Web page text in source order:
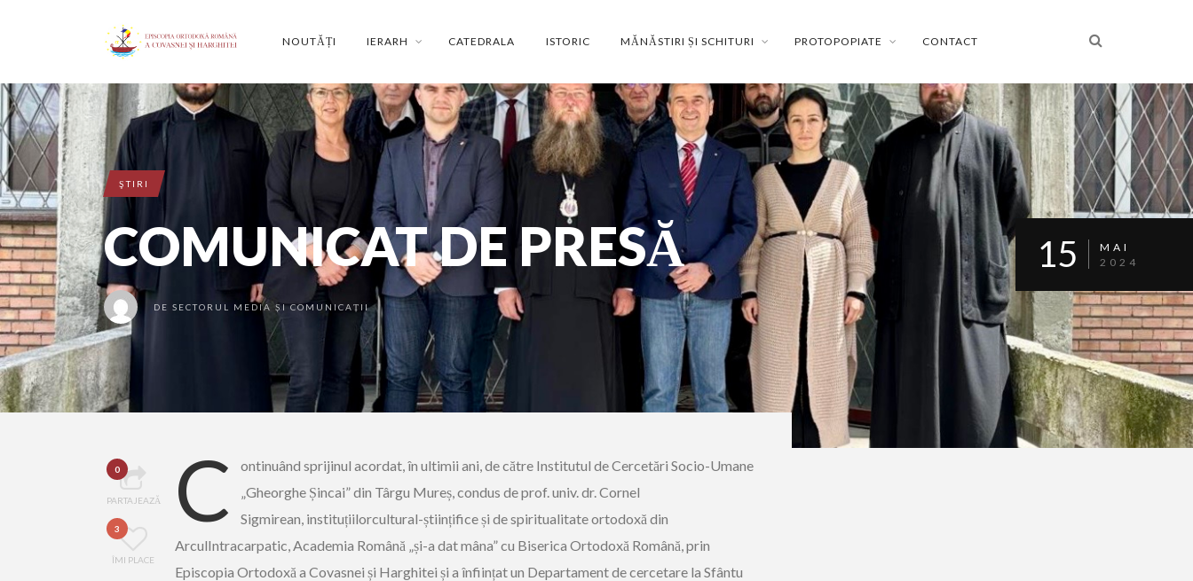
NOUTĂȚI IERARH CATEDRALA ISTORIC MĂNĂSTIRI ȘI SCHITURI PROTOPOPIATE CONTACT
ŞTIRI
COMUNICAT DE PRESĂ
DE SECTORUL MEDIA ȘI COMUNICAȚII
15
MAI
2024
0
PARTAJEAZĂ
3
ÎMI PLACE
C
ontinuând sprijinul acordat, în ultimii ani, de către Institutul de Cercetări Socio-Umane
„Gheorghe Șincai” din Târgu Mureș, condus de prof. univ. dr. Cornel
Sigmirean, instituțiilorcultural-științifice și de spiritualitate ortodoxă din
ArculIntracarpatic, Academia Română „și-a dat mâna” cu Biserica Ortodoxă Română, prin
Episcopia Ortodoxă a Covasnei și Harghitei și a înființat un Departament de cercetare la Sfântu